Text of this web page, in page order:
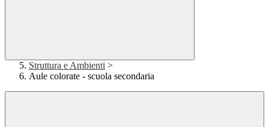
Struttura e Ambienti >
Aule colorate - scuola secondaria